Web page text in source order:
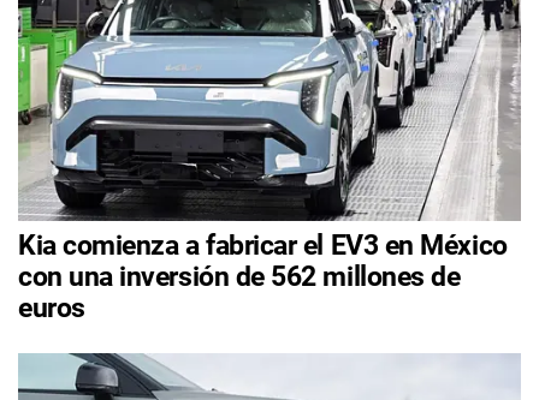
Kia comienza a fabricar el EV3 en México
con una inversión de 562 millones de
euros